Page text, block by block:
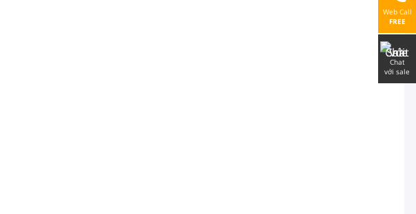
Web Call
FREE
Chat
với sale